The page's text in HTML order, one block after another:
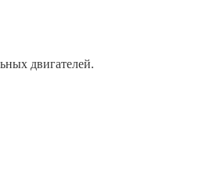
двигателей.